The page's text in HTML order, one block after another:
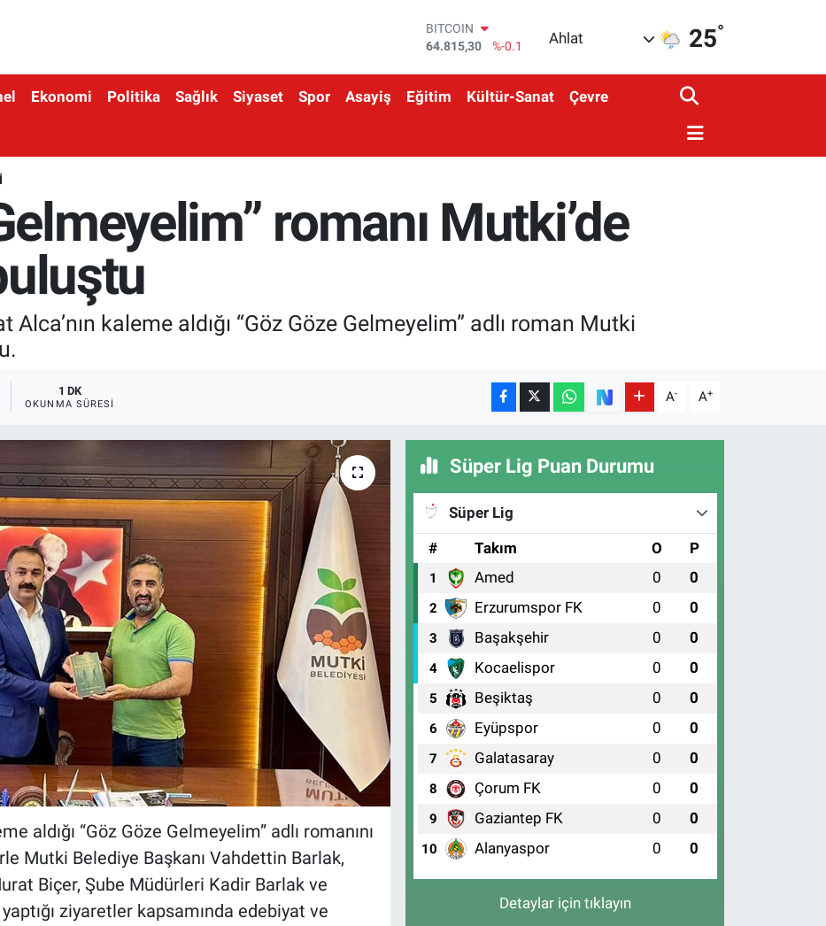
DOLAR
47,7436
%0.18
STERLİN
BITCOIN
64.815,30
%-0.1
Ahlat 25°
Ekonomi Politika Sağlık Siyaset Spor Asayiş Eğitim Kültür-Sanat Çevre
romanı Mutki’de
kaleme aldığı “Göz Göze Gelmeyelim” adlı roman Mutki
1 DK
OKUNMA SÜRESI A- A+
aldığı “Göz Göze Gelmeyelim” adlı romanını
Mutki Belediye Başkanı Vahdettin Barlak,
Biçer, Şube Müdürleri Kadir Barlak ve
ziyaretler kapsamında edebiyat ve
Süper Lig Puan Durumu
Süper Lig
#
Takım O P
1 Amed 0 0
2 Erzurumspor FK 0 0
3 Başakşehir 0 0
4 Kocaelispor 0 0
5 Beşiktaş 0 0
6 Eyüpspor 0 0
7 Galatasaray 0 0
8 Çorum FK 0 0
9 Gaziantep FK 0 0
10 Alanyaspor 0 0
Detaylar için tıklayın